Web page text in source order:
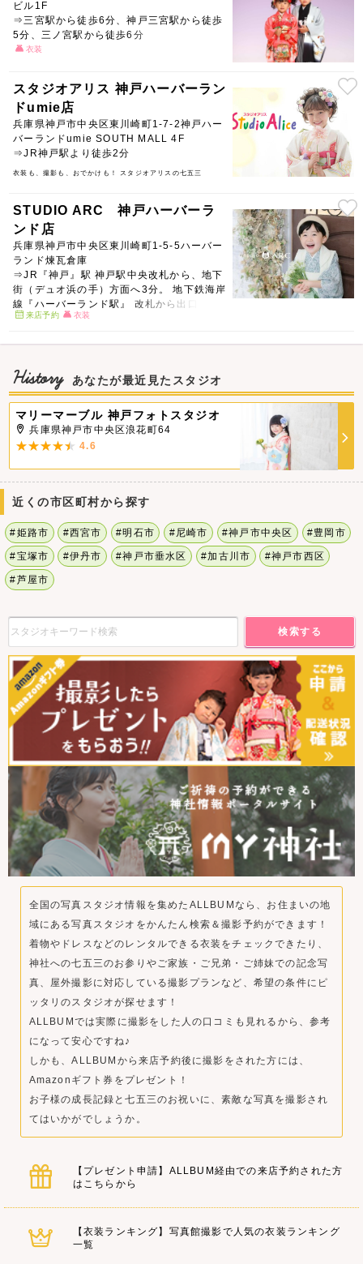
ビル1F
⇒三宮駅から徒歩6分、神戸三宮駅から徒歩
5分、三ノ宮駅から徒歩6分
衣装
スタジオアリス 神戸ハーバーラン
ドumie店
兵庫県神戸市中央区東川崎町1-7-2神戸ハー
バーランドumie SOUTH MALL 4F
⇒JR神戸駅より徒歩2分
衣装も、撮影も、おでかけも！ スタジオアリスの七五三
STUDIO ARC 神戸ハーバーラ
ンド店
兵庫県神戸市中央区東川崎町1-5-5ハーバー
ランド煉瓦倉庫
⇒JR『神戸』駅 神戸駅中央改札から、地下
街（デュオ浜の手）方面へ3分。 地下鉄海岸
線『ハーバーランド駅』 改札から出口2へ進
み、デュオ浜の手方面へ3分。
来店予約 衣装
History あなたが最近見たスタジオ
マリーマーブル 神戸フォトスタジオ
兵庫県神戸市中央区浪花町64
4.6
近くの市区町村から探す
#姫路市 #西宮市 #明石市 #尼崎市 #神戸市中央区 #豊岡市
#宝塚市 #伊丹市 #神戸市垂水区 #加古川市 #神戸市西区
#芦屋市
検索する
全国の写真スタジオ情報を集めたALLBUMなら、お住まいの地
域にある写真スタジオをかんたん検索＆撮影予約ができます！
着物やドレスなどのレンタルできる衣装をチェックできたり、
神社への七五三のお参りやご家族・ご兄弟・ご姉妹での記念写
真、屋外撮影に対応している撮影プランなど、希望の条件にピ
ッタリのスタジオが探せます！
ALLBUMでは実際に撮影をした人の口コミも見れるから、参考
になって安心ですね♪
しかも、ALLBUMから来店予約後に撮影をされた方には、
Amazonギフト券をプレゼント！
お子様の成長記録と七五三のお祝いに、素敵な写真を撮影され
てはいかがでしょうか。
【プレゼント申請】ALLBUM経由での来店予約された方
はこちらから
【衣装ランキング】写真館撮影で人気の衣装ランキング
一覧